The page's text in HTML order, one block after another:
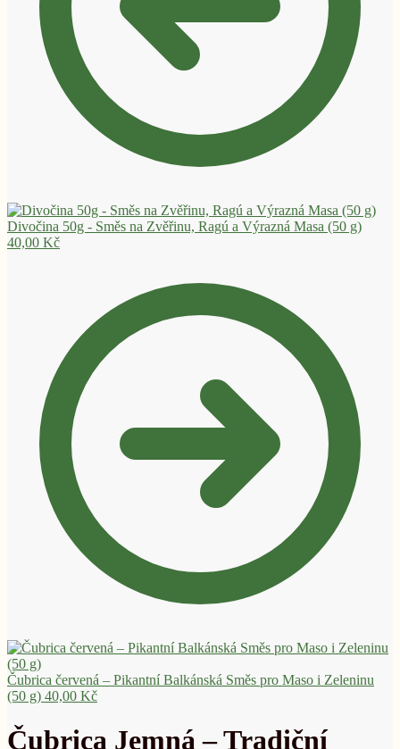
Divočina 50g - Směs na Zvěřinu, Ragú a Výrazná Masa (50 g)
40,00 Kč
Čubrica červená – Pikantní Balkánská Směs pro Maso i Zeleninu
(50 g) 40,00 Kč
Čubrica Jemná – Tradiční